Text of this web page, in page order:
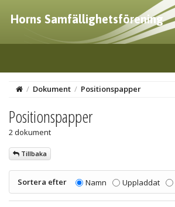
Horns Samfällighetsförening
/ Dokument / Positionspapper
Positionspapper
2 dokument
Tillbaka
Sortera efter Namn Uppladdat